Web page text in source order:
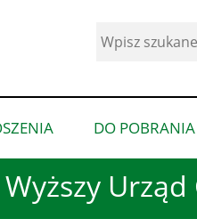
Wyższy
Wyszukaj
pokaż
podmenu
dla
“Ogłoszenia”
DO POBRANIA